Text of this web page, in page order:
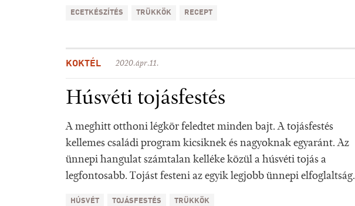
ECETKÉSZÍTÉS TRÜKKÖK RECEPT
KOKTÉL 2020.ápr.11.
Húsvéti tojásfestés
A meghitt otthoni légkör feledtet minden bajt. A tojásfestés
kellemes családi program kicsiknek és nagyoknak egyaránt. Az
ünnepi hangulat számtalan kelléke közül a húsvéti tojás a
legfontosabb. Tojást festeni az egyik legjobb ünnepi elfoglaltság.
HÚSVÉT TOJÁSFESTÉS TRÜKKÖK